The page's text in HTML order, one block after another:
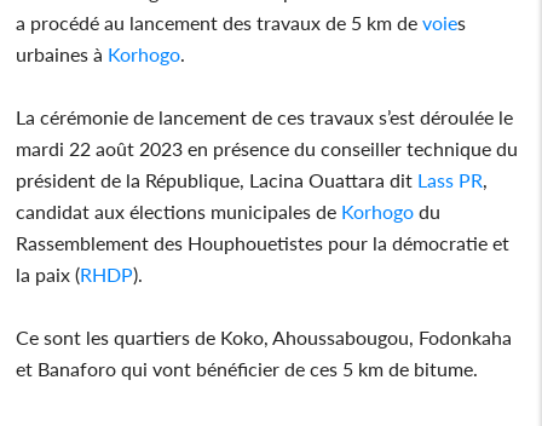
a procédé au lancement des travaux de 5 km devoies
urbaines à Korhogo.
La cérémonie de lancement de ces travaux s’est déroulée le
mardi 22 août 2023 en présence du conseiller technique du
président de la République, Lacina Ouattara dit Lass PR,
candidat aux élections municipales de Korhogo du
Rassemblement des Houphouetistes pour la démocratie et
la paix (RHDP).
Ce sont les quartiers de Koko, Ahoussabougou, Fodonkaha
et Banaforo qui vont bénéficier de ces 5 km de bitume.